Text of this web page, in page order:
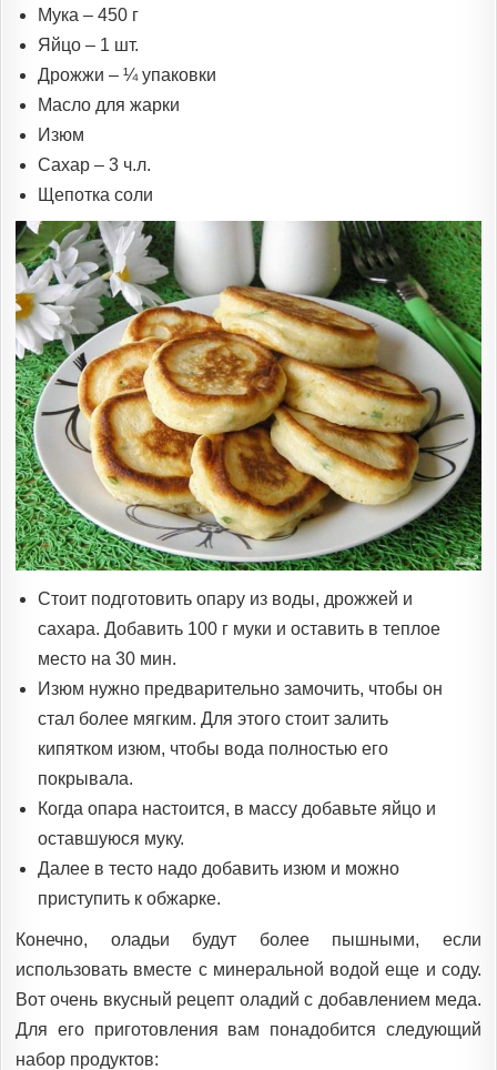
Мука – 450 г
Яйцо – 1 шт.
Дрожжи – ¼ упаковки
Масло для жарки
Изюм
Сахар – 3 ч.л.
Щепотка соли
Стоит подготовить опару из воды, дрожжей и
сахара. Добавить 100 г муки и оставить в теплое
место на 30 мин.
Изюм нужно предварительно замочить, чтобы он
стал более мягким. Для этого стоит залить
кипятком изюм, чтобы вода полностью его
покрывала.
Когда опара настоится, в массу добавьте яйцо и
оставшуюся муку.
Далее в тесто надо добавить изюм и можно
приступить к обжарке.
Конечно, оладьи будут более пышными, если
использовать вместе с минеральной водой еще и соду.
Вот очень вкусный рецепт оладий с добавлением меда.
Для его приготовления вам понадобится следующий
набор продуктов: